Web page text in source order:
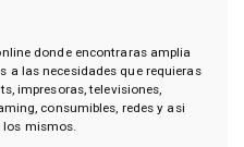
donde encontraras amplia
a las necesidades que requieras
impresoras, televisiones,
consumibles, redes y asi
los mismos.